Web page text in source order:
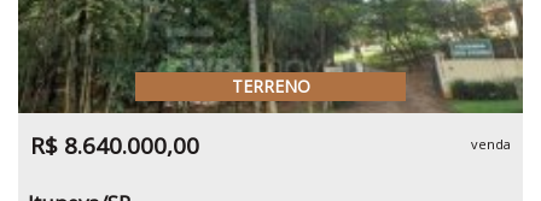
TERRENO
R$ 8.640.000,00 venda